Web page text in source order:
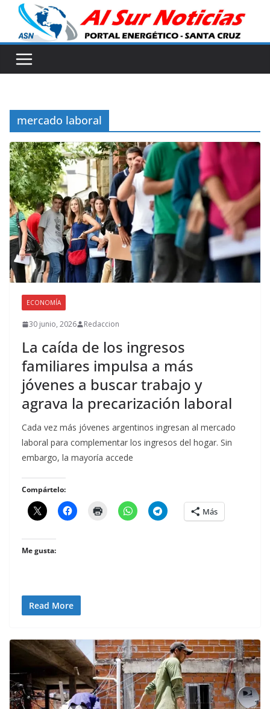
Skip
content
mercado laboral
ECONOMÍA
30 junio, 2026 Redaccion
La caída de los ingresos
familiares impulsa a más
jóvenes a buscar trabajo y
agrava la precarización laboral
Cada vez más jóvenes argentinos ingresan al mercado
laboral para complementar los ingresos del hogar. Sin
embargo, la mayoría accede
Compártelo:
Más
Me gusta:
Read More